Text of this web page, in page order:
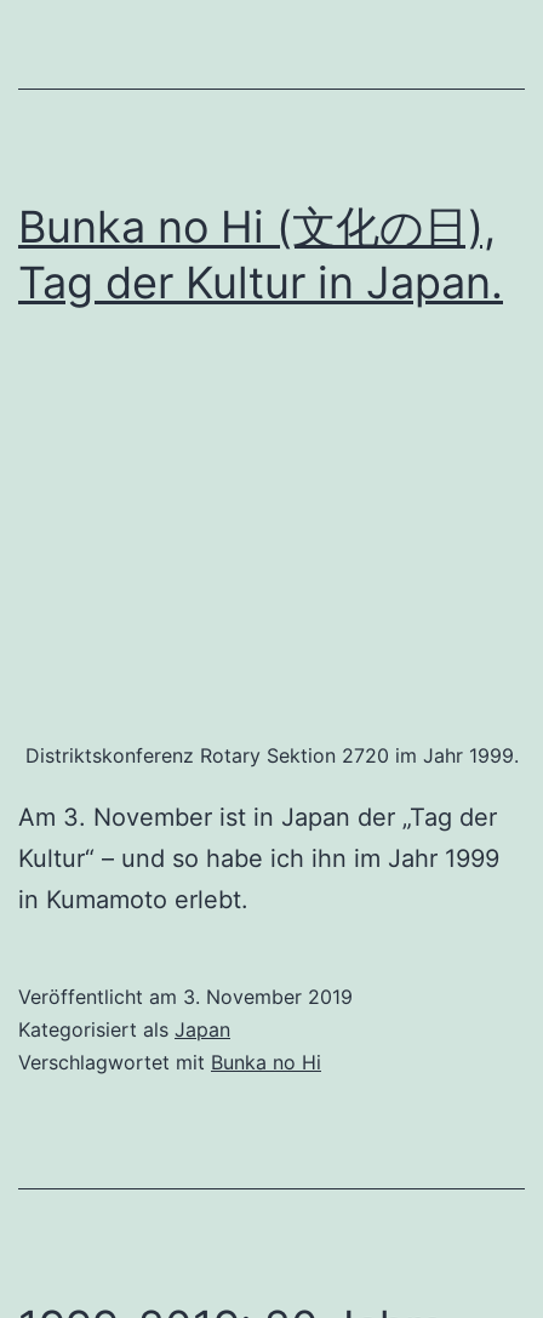
Bunka no Hi (文化の日),
Tag der Kultur in Japan.
Distriktskonferenz Rotary Sektion 2720 im Jahr 1999.
Am 3. November ist in Japan der „Tag der
Kultur“ – und so habe ich ihn im Jahr 1999
in Kumamoto erlebt.
Veröffentlicht am 3. November 2019
Kategorisiert als Japan
Verschlagwortet mit Bunka no Hi